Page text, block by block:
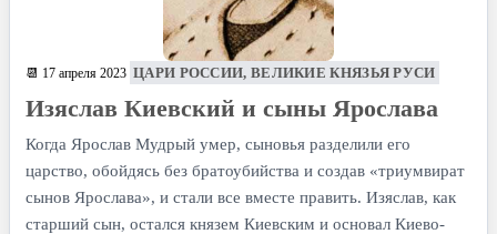
📆 17 апреля 2023 ЦАРИ РОССИИ, ВЕЛИКИЕ КНЯЗЬЯ РУСИ
Изяслав Киевский и сыны Ярослава
Когда Ярослав Мудрый умер, сыновья разделили его
царство, обойдясь без братоубийства и создав «триумвират
сынов Ярослава», и стали все вместе править. Изяслав, как
старший сын, остался князем Киевским и основал Киево-